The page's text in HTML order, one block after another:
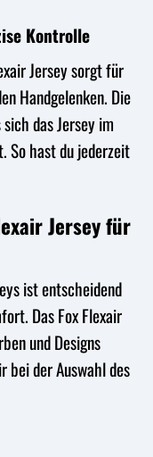
Kontrolle
Jersey sorgt für
Handgelenken. Die
das Jersey im
So hast du jederzeit
Jersey für
ist entscheidend
Das Fox Flexair
und Designs
bei der Auswahl des